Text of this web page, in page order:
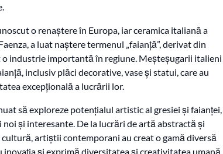
o renaștere în Europa, iar ceramica italiană a
a luat naștere termenul „faianță”, derivat din
industrie importantă în regiune. Meșteșugarii italieni
inclusiv plăci decorative, vase și statui, care au
excepțională a lucrării lor.
să exploreze potențialul artistic al gresiei și faianței,
și interesante. De la lucrări de artă abstractă și
artiștii contemporani au creat o gamă diversă
inovația și exprimă diversitatea și creativitatea umană.